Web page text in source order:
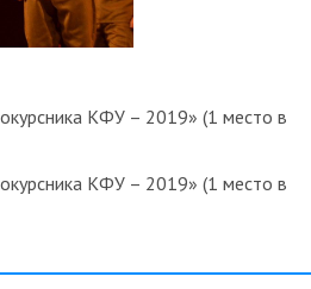
КФУ – 2019» (1 место в
КФУ – 2019» (1 место в